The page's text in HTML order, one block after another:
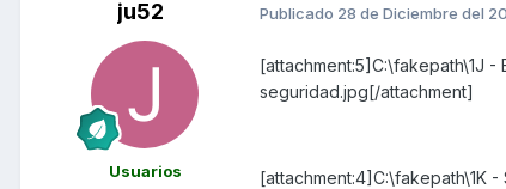
ju52
Usuarios
Publicado 28 de Diciembre del
[attachment:5]C:\fakepath\1J
seguridad.jpg[/attachment]
[attachment:4]C:\fakepath\1K -